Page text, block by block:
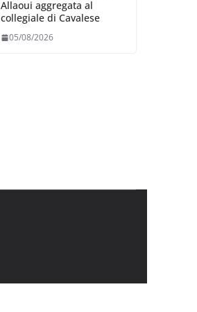
Allaoui aggregata al
collegiale di Cavalese
05/08/2026